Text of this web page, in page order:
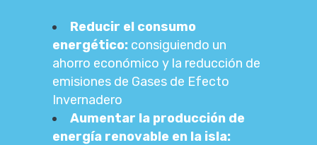
Reducir el consumo
energético: consiguiendo un
ahorro económico y la reducción de
emisiones de Gases de Efecto
Invernadero
Aumentar la producción de
energía renovable en la isla: